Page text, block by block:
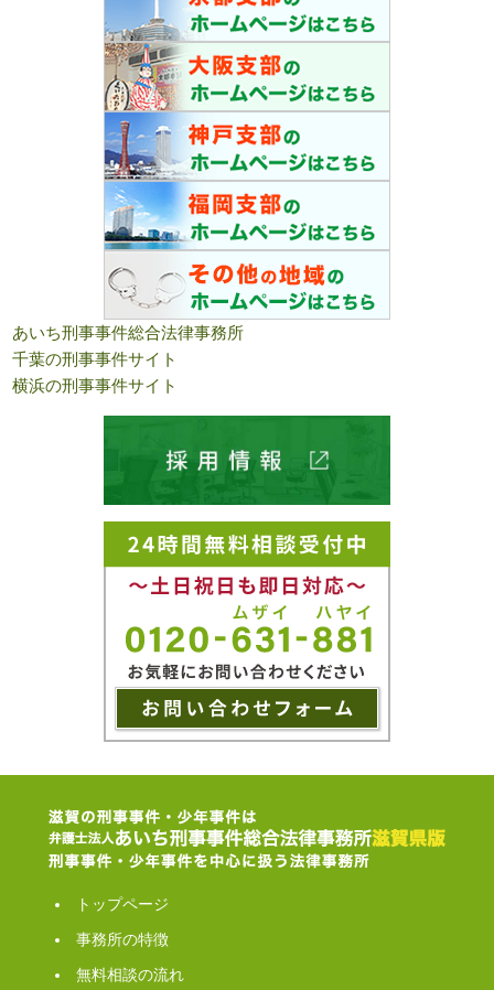
あいち刑事事件総合法律事務所
千葉の刑事事件サイト
横浜の刑事事件サイト
トップページ
事務所の特徴
無料相談の流れ